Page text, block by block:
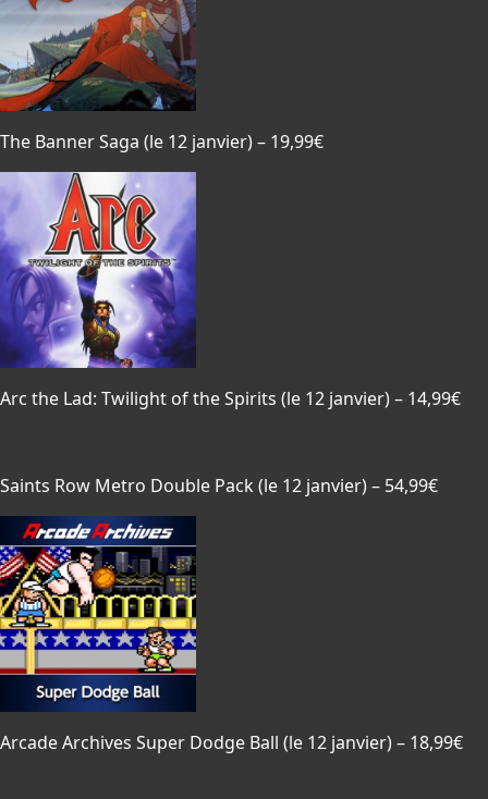
The Banner Saga (le 12 janvier) – 19,99€
Arc the Lad: Twilight of the Spirits (le 12 janvier) – 14,99€
Saints Row Metro Double Pack (le 12 janvier) – 54,99€
Arcade Archives Super Dodge Ball (le 12 janvier) – 18,99€